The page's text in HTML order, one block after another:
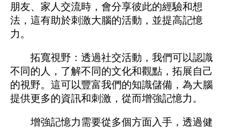
朋友、家人交流時，會分享彼此的經驗和想
法，這有助於刺激大腦的活動，並提高記憶
力。
拓寬視野：透過社交活動，我們可以認識
不同的人，了解不同的文化和觀點，拓展自己
的視野。這可以豐富我們的知識儲備，為大腦
提供更多的資訊和刺激，從而增強記憶力。
增強記憶力需要從多個方面入手，透過健